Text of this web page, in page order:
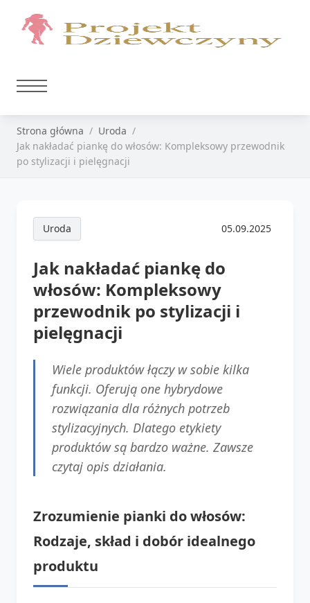
Strona główna
Uroda
Jak nakładać piankę do włosów: Kompleksowy przewodnik
po stylizacji i pielęgnacji
Uroda 05.09.2025
Jak nakładać piankę do
włosów: Kompleksowy
przewodnik po stylizacji i
pielęgnacji
Wiele produktów łączy w sobie kilka
funkcji. Oferują one hybrydowe
rozwiązania dla różnych potrzeb
stylizacyjnych. Dlatego etykiety
produktów są bardzo ważne. Zawsze
czytaj opis działania.
Zrozumienie pianki do włosów:
Rodzaje, skład i dobór idealnego
produktu